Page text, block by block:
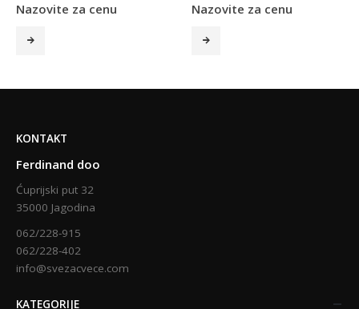
Nazovite za cenu Nazovite za cenu
KONTAKT
Ferdinand doo
Ćuprijski put 32
35000 Jagodina
062/228-915
062/228-402
info@svezacvece.com
KATEGORIJE